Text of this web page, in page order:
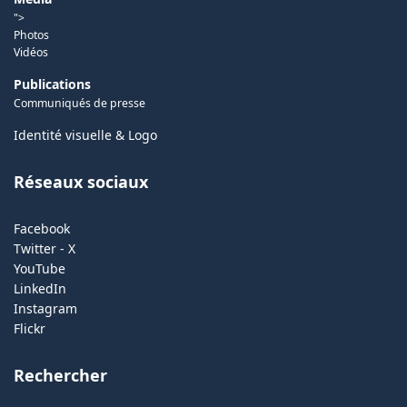
">
Photos
Vidéos
Publications
Communiqués de presse
Identité visuelle & Logo
Réseaux sociaux
Facebook
Twitter - X
YouTube
LinkedIn
Instagram
Flickr
Rechercher